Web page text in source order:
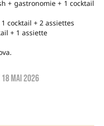
+ gastronomie + 1 cocktail
cocktail + 2 assiettes
+ 1 assiette
18 mai 2026